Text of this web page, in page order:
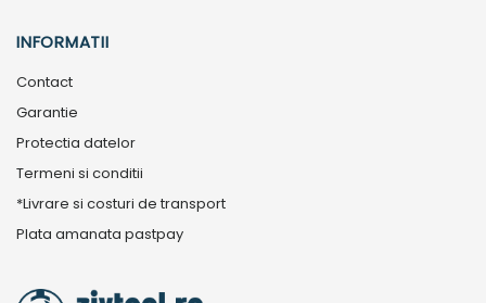
INFORMATII
Contact
Garantie
Protectia datelor
Termeni si conditii
*Livrare si costuri de transport
Plata amanata pastpay